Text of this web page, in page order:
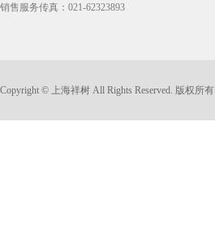
销售服务传真：021-62323893
Copyright © 上海祥树 All Rights Reserved. 版权所有